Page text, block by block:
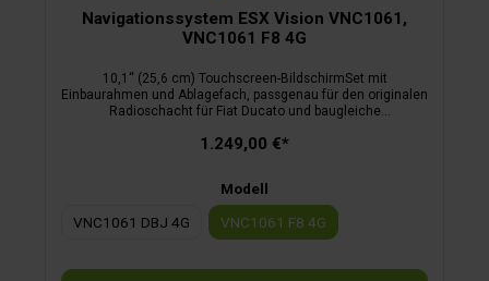
Navigationssystem ESX Vision VNC1061,
VNC1061 F8 4G
10,1“ (25,6 cm) Touchscreen-BildschirmSet mit
Einbaurahmen und Ablagefach, passgenau für den originalen
Radioschacht für Fiat Ducato und baugleiche
entspiegeltes Displaygroße Drehregler und
StreamingAndroid OS inkl. Google Play4G/LTE-
FunktionKamera Direkt-Taste2 USB Ports mit
LadefunktionMedia Connect iGO Primo Nextgen Camper
Navisoftware3 Jahre Live-Traffic inklusive
1.249,00 €*
Modell
VNC1061 DBJ 4G
VNC1061 F8 4G